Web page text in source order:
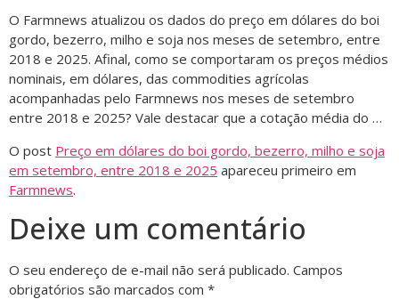
O Farmnews atualizou os dados do preço em dólares do boi
gordo, bezerro, milho e soja nos meses de setembro, entre
2018 e 2025. Afinal, como se comportaram os preços médios
nominais, em dólares, das commodities agrícolas
acompanhadas pelo Farmnews nos meses de setembro
entre 2018 e 2025? Vale destacar que a cotação média do …
O post Preço em dólares do boi gordo, bezerro, milho e soja
em setembro, entre 2018 e 2025 apareceu primeiro em
Farmnews.
Deixe um comentário
O seu endereço de e-mail não será publicado. Campos
obrigatórios são marcados com *